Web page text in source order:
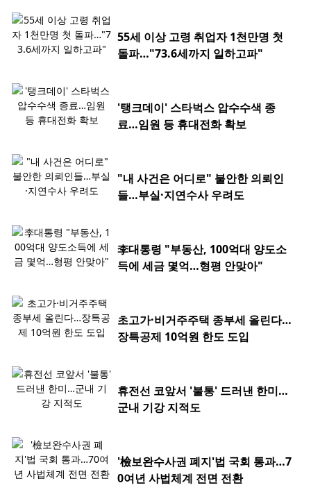
55세 이상 고령 취업자 1천만명 첫
돌파…"73.6세까지 일하고파"
'탱크데이' 스타벅스 압수수색 종
료…임원 등 휴대전화 확보
"내 사건은 어디로" 불안한 의뢰인
들…부실·지연수사 우려도
李대통령 "부동산, 100억대 양도소
득에 세금 몇억…형평 안맞아"
초고가·비거주주택 종부세 올린다…
장특공제 10억원 한도 도입
휴전선 코앞서 '불통' 드러낸 한미…
군내 기강 지적도
'檢보완수사권 폐지'법 국회 통과…7
0여년 사법체계 전면 전환